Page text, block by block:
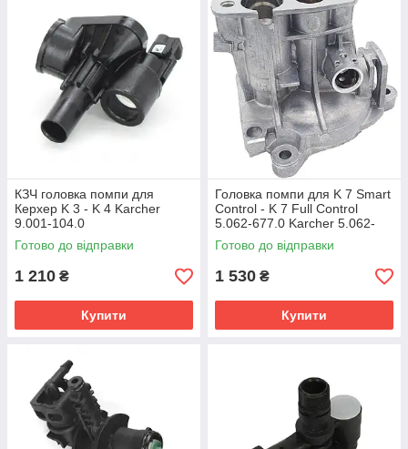
КЗЧ головка помпи для
Керхер K 3 - K 4 Karcher
9.001-104.0
Готово до відправки
1 210 ₴
Купити
Головка помпи для K 7 Smart
Control - K 7 Full Control
5.062-677.0 Karcher 5.062-
718.3
Готово до відправки
1 530 ₴
Купити